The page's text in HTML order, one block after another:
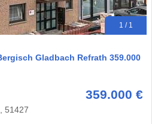
1 / 1
Gladbach Refrath 359.000
359.000 €
51427